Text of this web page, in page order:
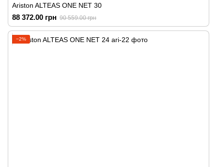
Ariston ALTEAS ONE NET 30
88 372.00 грн 90 559.00 грн
−2%